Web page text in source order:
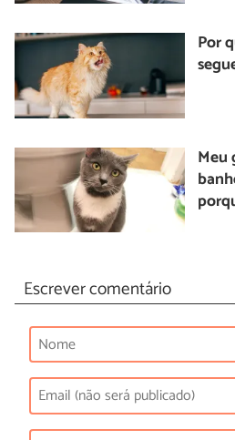
Por
Meu
Escrever comentário